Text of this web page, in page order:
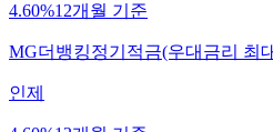
4.60%12개월 기준
MG더뱅킹정기적금(우대금리 최
인제